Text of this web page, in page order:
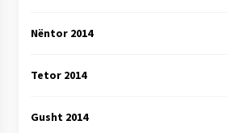
Nëntor 2014
Tetor 2014
Gusht 2014